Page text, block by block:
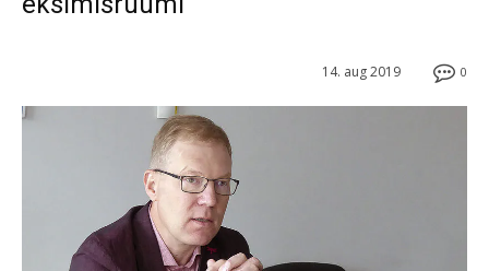
0
14. aug 2019